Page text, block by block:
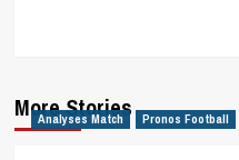
More Stories
Analyses Match Pronos Football